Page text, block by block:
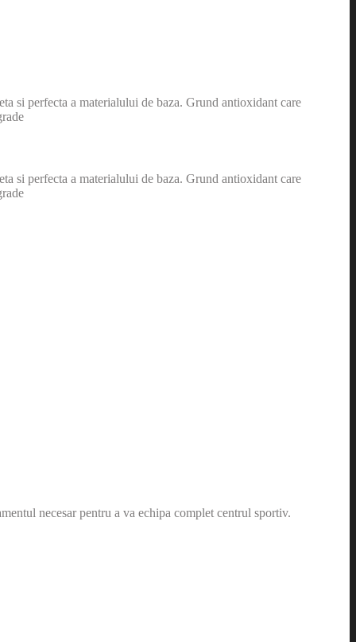
si perfecta a materialului de baza. Grund antioxidant care
si perfecta a materialului de baza. Grund antioxidant care
necesar pentru a va echipa complet centrul sportiv.